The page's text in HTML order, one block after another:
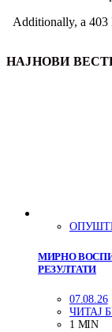
НАЈНОВИ
МИРНО
РЕЗУЛТАТИ
07.08.26
ЧИТАЈ
1 MIN